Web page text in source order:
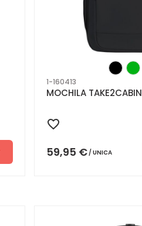
1-160413
MOCHILA TAKE2CABIN
59,95 € UNICA